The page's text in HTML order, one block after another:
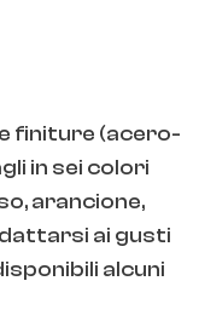
finiture (acero-
in sei colori
arancione,
ai gusti
alcuni